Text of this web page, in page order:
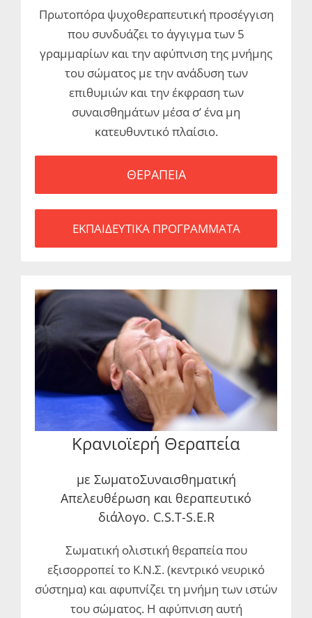
Πρωτοπόρα ψυχοθεραπευτική προσέγγιση
που συνδυάζει το άγγιγμα των 5
γραμμαρίων και την αφύπνιση της μνήμης
του σώματος με την ανάδυση των
επιθυμιών και την έκφραση των
συναισθημάτων μέσα σ’ ένα μη
κατευθυντικό πλαίσιο.
ΘΕΡΑΠΕΙΑ
ΕΚΠΑΙΔΕΥΤΙΚΑ ΠΡΟΓΡΑΜΜΑΤΑ
Κρανιοϊερή Θεραπεία
με ΣωματοΣυναισθηματική
Απελευθέρωση και θεραπευτικό
διάλογο. C.S.T-S.E.R
Σωματική ολιστική θεραπεία που
εξισορροπεί το Κ.Ν.Σ. (κεντρικό νευρικό
σύστημα) και αφυπνίζει τη μνήμη των ιστών
του σώματος. Η αφύπνιση αυτή